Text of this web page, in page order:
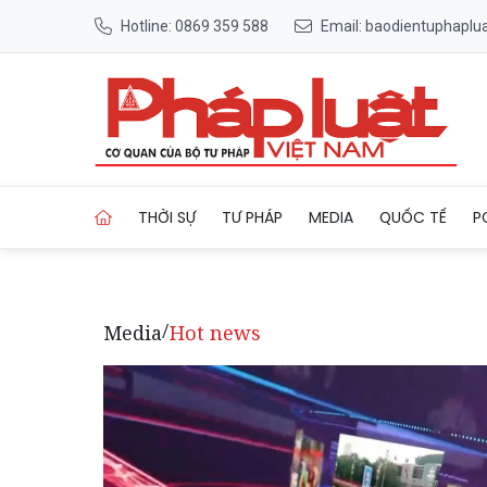
Hotline: 0869 359 588 Email:
THỜI SỰ TƯ PHÁP MEDIA QUỐC TẾ
Media/Hot news